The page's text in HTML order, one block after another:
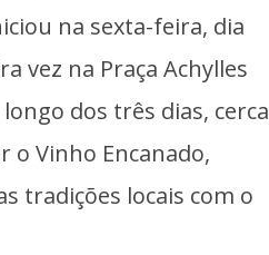
na sexta-feira, dia
vez na Praça Achylles
dos três dias, cerca
o Vinho Encanado,
tradições locais com o